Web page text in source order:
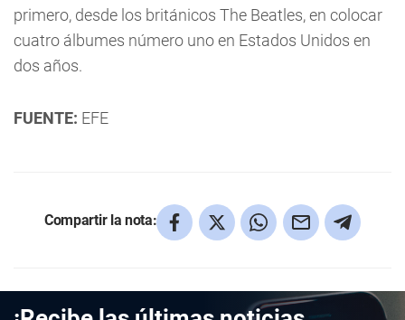
primero, desde los británicos The Beatles, en colocar
cuatro álbumes número uno en Estados Unidos en
dos años.
FUENTE: EFE
Compartir la nota: